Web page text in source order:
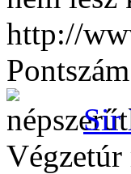
http://
Sir
Végzetúr